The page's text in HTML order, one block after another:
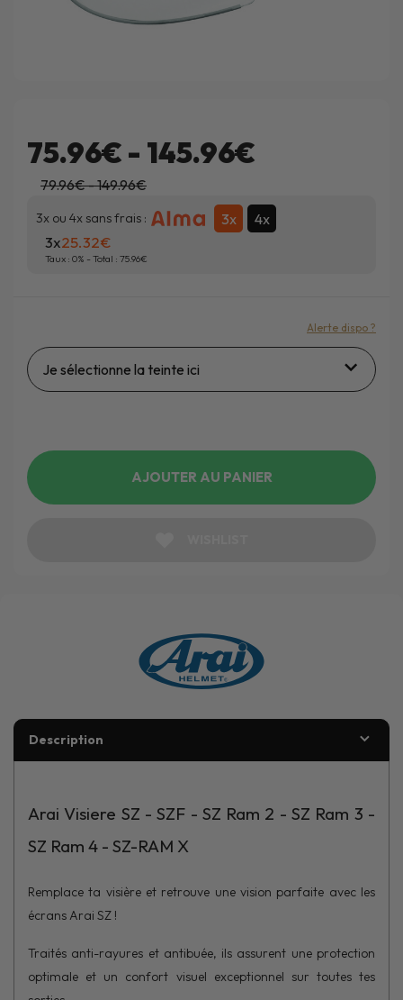
75.96€ - 145.96€
79.96€ - 149.96€
3x ou 4x sans frais : 3x 4x
3x25.32
Taux : 0% - Total : 75.96
Je sélectionne la teinte ici
Alerte dispo ?
AJOUTER AU PANIER
Description
Arai Visiere SZ - SZF - SZ Ram 2 - SZ Ram 3 -
SZ Ram 4 - SZ-RAM X
Remplace ta visière et retrouve une vision parfaite avec les
écrans Arai SZ !
Traités anti-rayures et antibuée, ils assurent une protection
optimale et un confort visuel exceptionnel sur toutes tes